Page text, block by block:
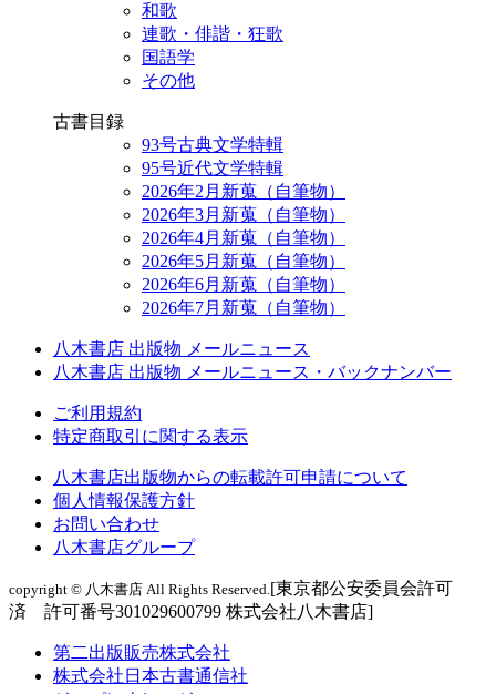
和歌
連歌・俳諧・狂歌
国語学
その他
古書目録
93号古典文学特輯
95号近代文学特輯
2026年2月新蒐（自筆物）
2026年3月新蒐（自筆物）
2026年4月新蒐（自筆物）
2026年5月新蒐（自筆物）
2026年6月新蒐（自筆物）
2026年7月新蒐（自筆物）
八木書店 出版物 メールニュース
八木書店 出版物 メールニュース・バックナンバー
ご利用規約
特定商取引に関する表示
八木書店出版物からの転載許可申請について
個人情報保護方針
お問い合わせ
八木書店グループ
copyright © 八木書店 All Rights Reserved.[東京都公安委員会許可
済 許可番号301029600799 株式会社八木書店]
第二出版販売株式会社
株式会社日本古書通信社